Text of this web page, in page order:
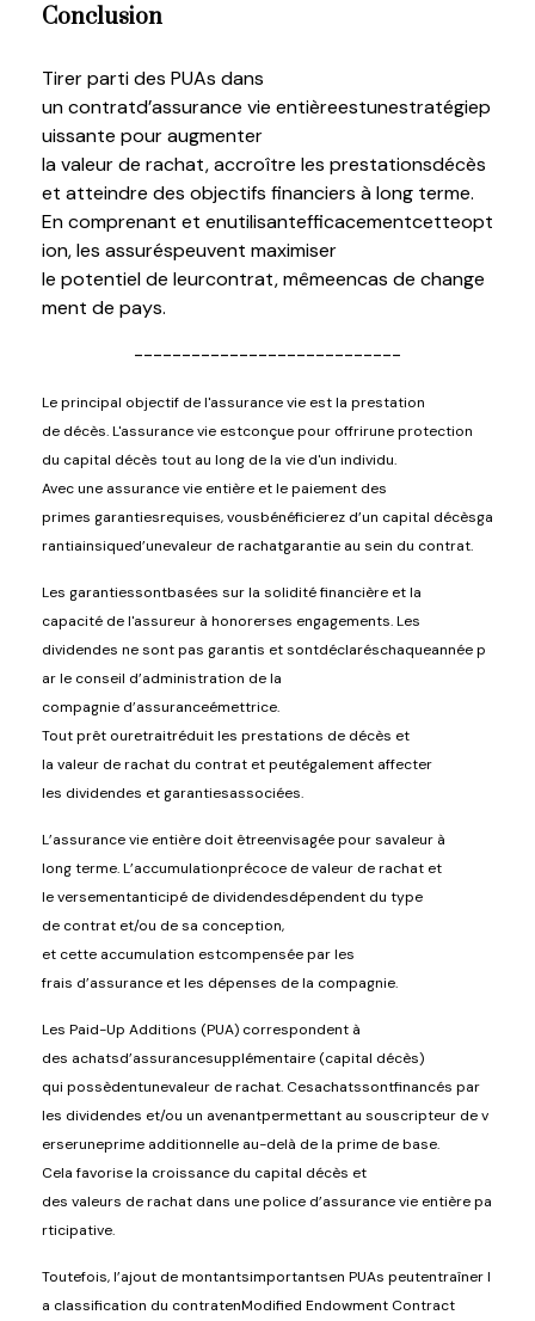
Conclusion
Tirerparti des PUAs dans
uncontratd’assurance vie entièreestunestratégiep
uissante pouraugmenter
lavaleurde rachat,accroître les prestationsdécès
et atteindre des objectifs financiers à long terme.
Encomprenant et enutilisantefficacementcetteopt
ion, les assuréspeuvent maximiser
le potentielde leurcontrat,mêmeencas de change
ment de pays.
----------------------------
Le principal objectif del'assurancevie estla prestation
de décès.L'assurancevie estconçuepour offriruneprotection
du capital décès tout au long de la vie d'un individu.
Avecune assurance vie entière et lepaiement des
primes garantiesrequises,vousbénéficierez d’un capital décèsga
rantiainsiqued’unevaleur derachatgarantie au sein du contrat.
Les garantiessontbasées sur la soliditéfinancière et la
capacité del'assureur à honorerses engagements.Les
dividendes nesontpas garantis etsontdéclaréschaqueannéep
ar le conseil d’administration de la
compagnie d’assuranceémettrice.
Toutprêt ouretraitréduitles prestations de décès et
la valeur derachat du contrat etpeutégalement affecter
les dividendes et garantiesassociées.
L’assurancevie entière doit êtreenvisagéepoursavaleur à
longterme.L’accumulationprécoce devaleur derachat et
leversementanticipé de dividendesdépendent du type
de contrat et/ou desa conception,
et cette accumulation estcompenséepar les
frais d’assurance et les dépenses de la compagnie.
Les Paid-Up Additions (PUA) correspondent à
des achatsd’assurancesupplémentaire (capital décès)
qui possèdentunevaleur derachat. Cesachatssontfinancés par
les dividendes et/ou un avenantpermettant au souscripteur dev
erseruneprime additionnelle au-delà de la prime de base.
Cela favorisela croissance du capital décès et
des valeurs derachat dans unepolice d’assurancevie entièrepa
rticipative.
Toutefois,l’ajout demontantsimportantsen PUAs peutentraînerl
a classification du contratenModified Endowment Contract